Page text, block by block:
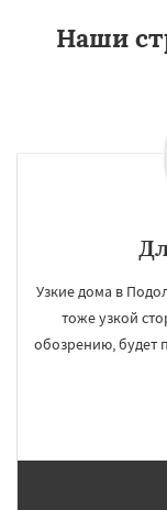
Наши
Узкие дома в
тоже узкой
обозрению, будет